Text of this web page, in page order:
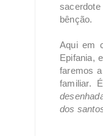
bênção.
Aqui em
Epifania,
faremos
familiar.
dos